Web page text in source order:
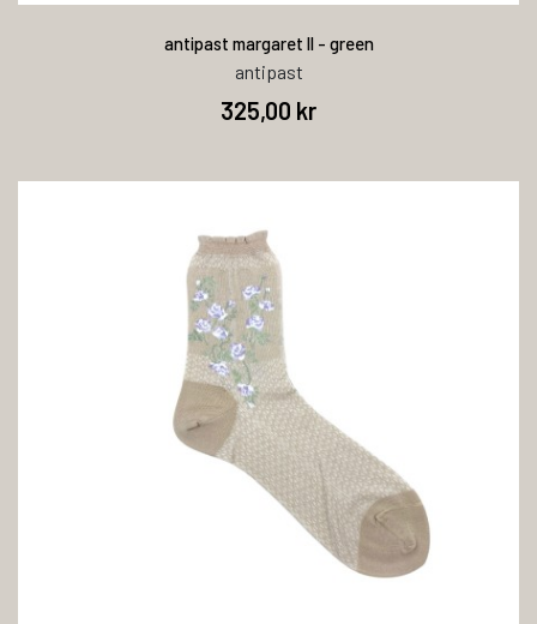
antipast margaret ll - green
antipast
325,00 kr